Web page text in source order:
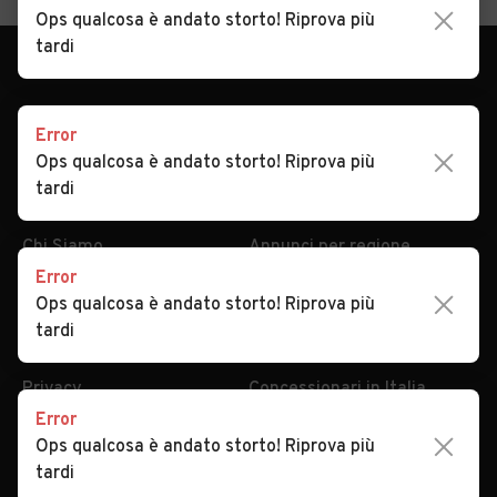
AUTOMOBILE.IT
Serve aiuto?
Dati identificativi
Condizioni generali
Impostazioni Privacy
Security
ESPLORA
Marche e Modelli
Tipi di veicoli
Articoli del Magazine
Ops qualcosa è andato storto! Riprova più
tardi
Error
Ops qualcosa è andato storto! Riprova più
tardi
Error
Ops qualcosa è andato storto! Riprova più
tardi
Error
Ops qualcosa è andato storto! Riprova più
tardi